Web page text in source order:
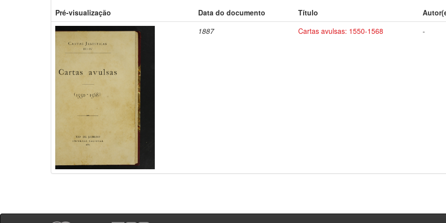
Pré-visualização Data do documento Título
1887
Cartas avulsas: 1550-1568 -